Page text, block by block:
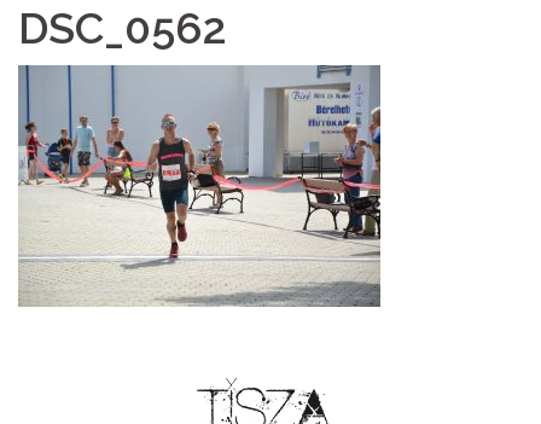
DSC_0562